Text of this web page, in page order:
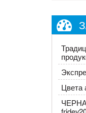
Цвета